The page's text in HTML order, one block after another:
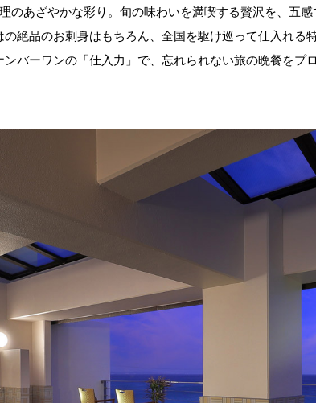
のあざやかな彩り。旬の味わいを満喫する贅沢を、五感
の絶品のお刺身はもちろん、全国を駆け巡って仕入れる
ンバーワンの「仕入力」で、忘れられない旅の晩餐をプ